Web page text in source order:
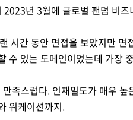
년 3월에 글로벌 팬덤 비즈
시간 동안 면접을 보았지만 면
수 있는 도메인이었는데 가장
족스럽다. 인재밀도가 매우 높
워케이션까지.